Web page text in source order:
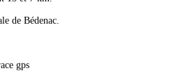
de Bédenac.
gps